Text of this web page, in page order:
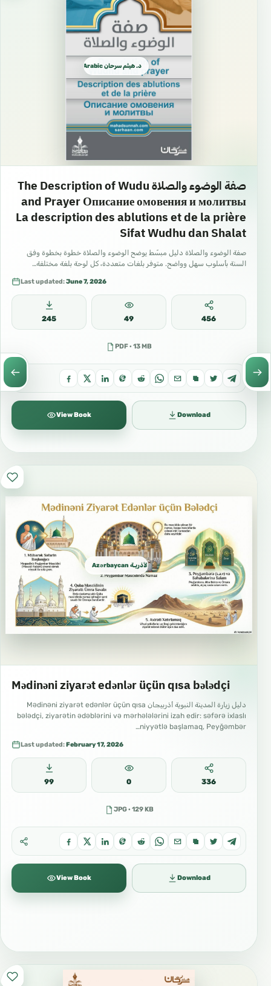
د. هيثم سرحان Arabic العربية
صفة الوضوء والصلاة The Description of Wudu
and Prayer Описание омовения и молитвы
La description des ablutions et de la prière
Sifat Wudhu dan Shalat
صفة الوضوء والصلاة دليل مبسّط يوضح الوضوء والصلاة خطوة بخطوة وفق
السنة بأسلوب سهل وواضح. متوفر بلغات متعددة، كل لوحة بلغة مختلفة…
Last updated:June 7, 2026
245 49 456
PDF · 13 MB
View Book Download
Azərbaycan الأذريـة Azeri
Mədinəni ziyarət edənlər üçün qısa bələdçi
دليل زيارة المدينة النبوية أذربيجان Mədinəni ziyarət edənlər üçün qısa
bələdçi, ziyarətin ədəblərini və mərhələlərini izah edir: səfərə ixlaslı
niyyətlə başlamaq, Peyğəmbər…
Last updated:February 17, 2026
99 0 336
JPG · 129 KB
View Book Download